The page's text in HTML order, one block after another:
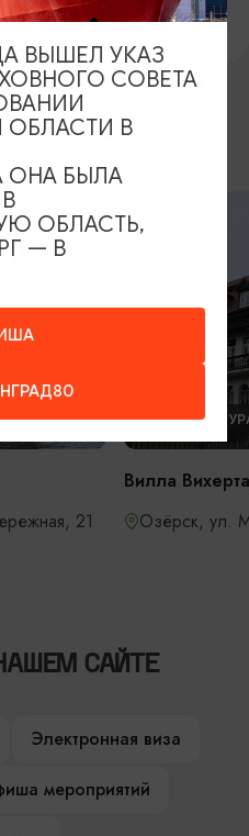
21
Вилла Вихерта
Озёрск, ул.
САЙТЕ
Электронная виза
мероприятий
ВЫШЕЛ УКАЗ
СОВЕТА
ОБЛАСТИ В
ОНА БЫЛА
ОБЛАСТЬ,
— В